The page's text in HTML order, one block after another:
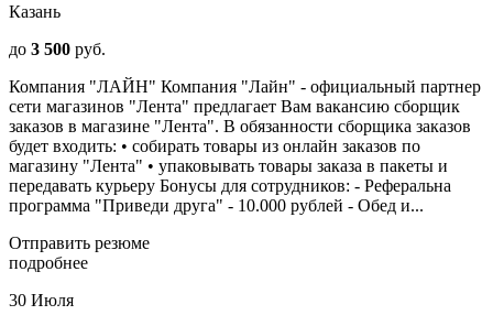
Казань
до 3 500 руб.
Компания "ЛАЙН" Компания "Лайн" - официальный партнер
сети магазинов "Лента" предлагает Вам вакансию сборщик
заказов в магазине "Лента". В обязанности сборщика заказов
будет входить: • собирать товары из онлайн заказов по
магазину "Лента" • упаковывать товары заказа в пакеты и
передавать курьеру Бонусы для сотрудников: - Реферальна
программа "Приведи друга" - 10.000 рублей - Обед и...
Отправить резюме
подробнее
30 Июля